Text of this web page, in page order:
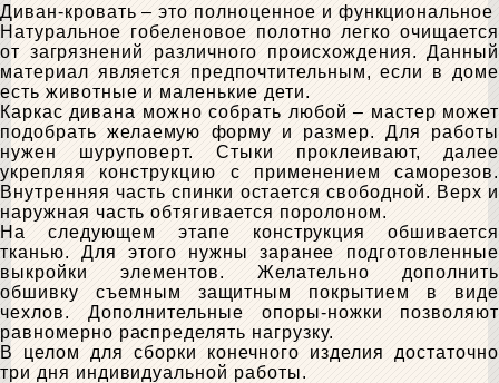
Диван-кровать – это полноценное и
Натуральное гобеленовое полотно легко очищается
от загрязнений различного происхождения. Данный
материал является предпочтительным, если в доме
есть животные и маленькие дети.
Каркас дивана можно собрать любой – мастер может
подобрать желаемую форму и размер. Для работы
нужен шуруповерт. Стыки проклеивают, далее
укрепляя конструкцию с применением саморезов.
Внутренняя часть спинки остается свободной. Верх и
наружная часть обтягивается поролоном.
На следующем этапе конструкция обшивается
тканью. Для этого нужны заранее подготовленные
выкройки элементов. Желательно дополнить
обшивку съемным защитным покрытием в виде
чехлов. Дополнительные опоры-ножки позволяют
равномерно распределять нагрузку.
В целом для сборки конечного изделия достаточно
три дня индивидуальной работы.